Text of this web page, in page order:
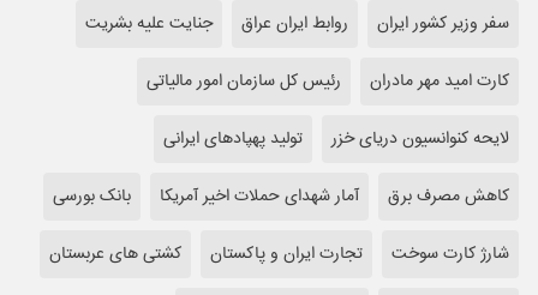
سفر وزیر کشور ایران
روابط ایران عراق
جنایت علیه بشریت
کارت امید مهر مادران
رئیس کل سازمان امور مالیاتی
لایحه کنوانسیون دریای خزر
تولید پهپادهای ایرانی
کاهش مصرف برق
آمار شهدای حملات اخیر آمریکا
بانک بورسی
شارژ کارت سوخت
تجارت ایران و پاکستان
کشتی های عربستان